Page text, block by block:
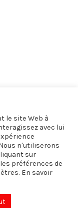
le site Web à
avec lui
n'utiliserons
sur
préférences de
En savoir